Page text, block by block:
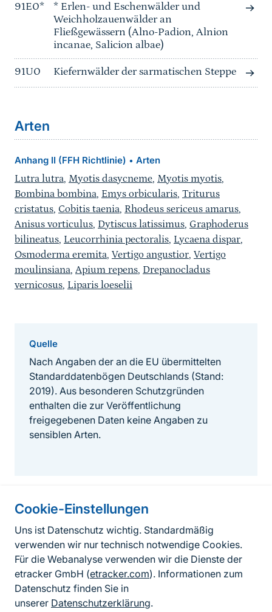
Cookie-Einstellungen
Uns ist Datenschutz wichtig. Standardmäßig
verwenden wir nur technisch notwendige Cookies.
Für die Webanalyse verwenden wir die Dienste der
etracker GmbH (etracker.com). Informationen zum
Datenschutz finden Sie in
unserer Datenschutzerklärung.
91E0*
* Erlen- und Eschenwälder und
Weichholzauenwälder an
Fließgewässern (Alno-Padion, Alnion
incanae, Salicion albae)
91U0 Kiefernwälder der sarmatischen Steppe
Arten
Anhang II (FFH Richtlinie) • Arten
Lutra lutra, Myotis dasycneme, Myotis myotis,
Bombina bombina, Emys orbicularis, Triturus
cristatus, Cobitis taenia, Rhodeus sericeus amarus,
Anisus vorticulus, Dytiscus latissimus, Graphoderus
bilineatus, Leucorrhinia pectoralis, Lycaena dispar,
Osmoderma eremita, Vertigo angustior, Vertigo
moulinsiana, Apium repens, Drepanocladus
vernicosus, Liparis loeselii
Quelle
Nach Angaben der an die EU übermittelten
Standarddatenbögen Deutschlands (Stand:
2019). Aus besonderen Schutzgründen
enthalten die zur Veröffentlichung
freigegebenen Daten keine Angaben zu
sensiblen Arten.
Informationen zur Seite
FußzeileKontakt zum BfN
Kontaktformular
Erklärung zur Barrierefreiheit